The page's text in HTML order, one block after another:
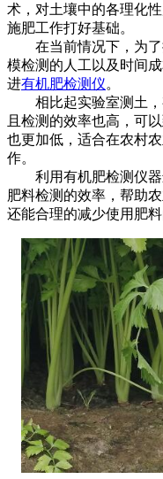
术，对土壤中的各理化
施肥工作打好基础。
在当前情况下，为了
模检测的人工以及时间
进有机肥检测仪。
相比起实验室测土，
且检测的效率也高，可
也更加低，适合在农村
作。
利用有机肥检测仪器
肥料检测的效率，帮助
还能合理的减少使用肥